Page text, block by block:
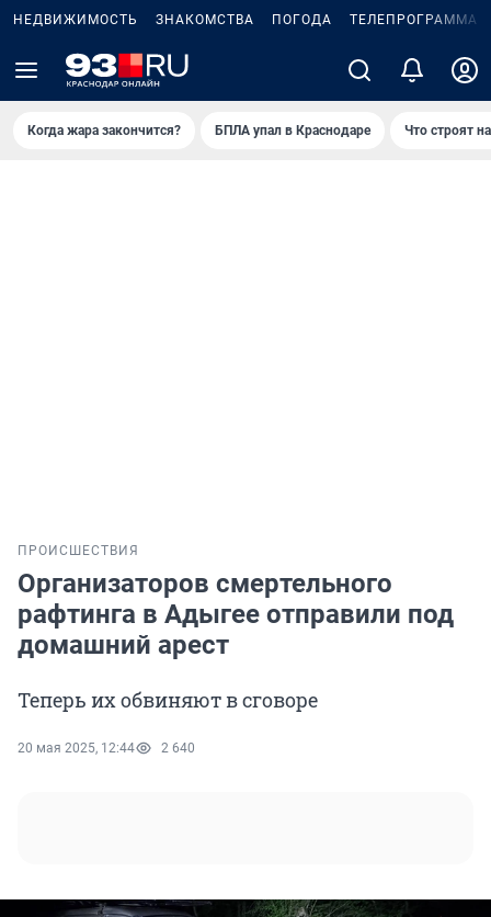
НЕДВИЖИМОСТЬ ЗНАКОМСТВА ПОГОДА ТЕЛЕПРОГРАММА
Когда жара закончится? БПЛА упал в Краснодаре Что строят
ПРОИСШЕСТВИЯ
Организаторов смертельного
рафтинга в Адыгее отправили под
домашний арест
Теперь их обвиняют в сговоре
20 мая 2025, 12:44 2 640